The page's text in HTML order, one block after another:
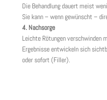
Die Behandlung dauert meist
Sie kann – wenn gewünscht –
4. Nachsorge
Leichte Rötungen verschwinden
Ergebnisse entwickeln sich
oder sofort (Filler).